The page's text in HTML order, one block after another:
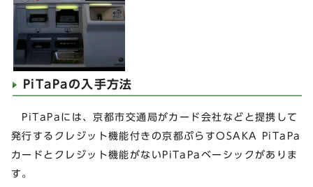
PiTaPaの入手方法
PiTaPaには、京都市交通局がカード会社などと提携して
発行するクレジット機能付きの京都ぷらすOSAKA PiTaPa
カードとクレジット機能がないPiTaPaベーシックがありま
す。